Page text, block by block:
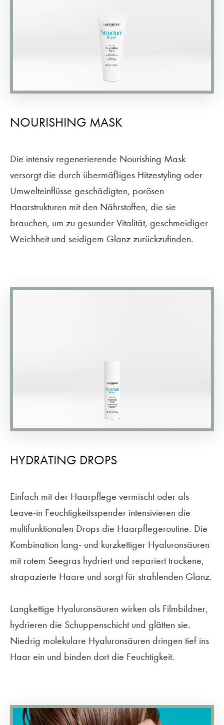
NOURISHING MASK
Die intensiv regenerierende Nourishing Mask
versorgt die durch übermäßiges Hitzestyling oder
Umwelteinflüsse geschädigten, porösen
Haarstrukturen mit den Nährstoffen, die sie
brauchen, um zu gesunder Vitalität, geschmeidiger
Weichheit und seidigem Glanz zurückzufinden.
HYDRATING DROPS
Einfach mit der Haarpflege vermischt oder als
Leave-in Feuchtigkeitsspender intensivieren die
multifunktionalen Drops die Haarpflegeroutine. Die
Kombination lang- und kurzkettiger Hyaluronsäuren
mit rotem Seegras hydriert und repariert trockene,
strapazierte Haare und sorgt für strahlenden Glanz.
Langkettige Hyaluronsäuren wirken als Filmbildner,
hydrieren die Schuppenschicht und glätten sie.
Niedrig molekulare Hyaluronsäuren dringen tief ins
Haar ein und binden dort die Feuchtigkeit.